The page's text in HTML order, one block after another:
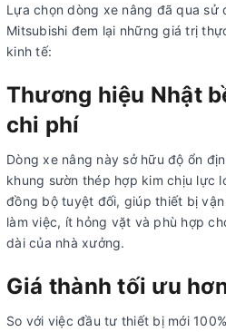
Lựa chọn dòng xe nâng đã qua sử
Mitsubishi đem lại những giá trị
kinh tế:
Thương hiệu Nhật
chi phí
Dòng xe nâng này sở hữu độ ổn
khung sườn thép hợp kim chịu lực
đồng bộ tuyệt đối, giúp thiết bị
làm việc, ít hỏng vặt và phù hợp
dài của nhà xưởng.
Giá thành tối ưu
So với việc đầu tư thiết bị mới